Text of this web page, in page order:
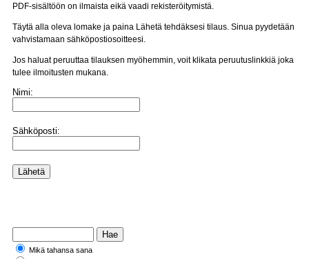
PDF-sisältöön on ilmaista eikä vaadi rekisteröitymistä.
Täytä alla oleva lomake ja paina Lähetä tehdäksesi tilaus. Sinua pyydetään
vahvistamaan sähköpostiosoitteesi.
Jos haluat peruuttaa tilauksen myöhemmin, voit klikata peruutuslinkkiä joka
tulee ilmoitusten mukana.
Nimi:
Sähköposti:
Mikä tahansa sana